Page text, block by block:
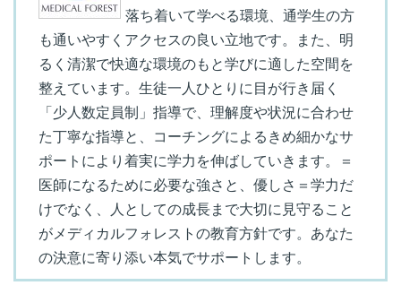
落ち着いて学べる環境、通学生の方
も通いやすくアクセスの良い立地です。また、明
るく清潔で快適な環境のもと学びに適した空間を
整えています。生徒一人ひとりに目が行き届く
「少人数定員制」指導で、理解度や状況に合わせ
た丁寧な指導と、コーチングによるきめ細かなサ
ポートにより着実に学力を伸ばしていきます。＝
医師になるために必要な強さと、優しさ＝学力だ
けでなく、人としての成長まで大切に見守ること
がメディカルフォレストの教育方針です。あなた
の決意に寄り添い本気でサポートします。